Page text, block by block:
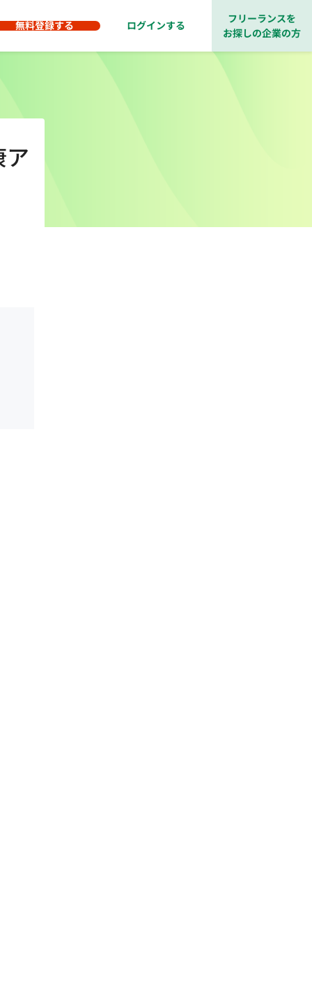
無料登録する ログインする
フリーランスを
お探しの企業の方